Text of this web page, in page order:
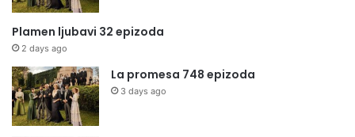
Plamen ljubavi 32 epizoda
2 days ago
La promesa 748 epizoda
3 days ago